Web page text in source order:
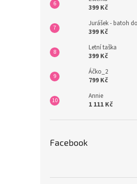
399 Kč
Jurášek - batoh
399 Kč
Letní taška
399 Kč
Áčko_2
799 Kč
Annie
1 111 Kč
Facebook